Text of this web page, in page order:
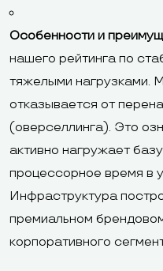
Особенности и
нашего рейтинга по
тяжелыми нагрузками.
отказывается от
(оверселлинга). Это
активно нагружает
процессорное время в
Инфраструктура
премиальном
корпоративного